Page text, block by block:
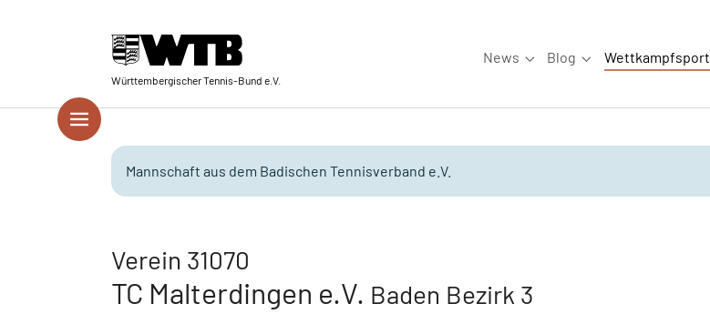
Württembergischer Tennis-Bund e.V.
News
Submenu for "News"
Blog
Submenu for "Blog"
Wettkampfsport
Mannschaft aus dem Badischen Tennisverband e.V.
Verein 31070
TC Malterdingen e.V. Baden Bezirk 3